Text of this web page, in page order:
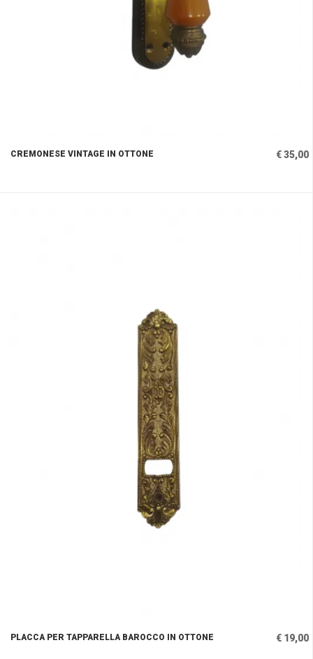
CREMONESE VINTAGE IN OTTONE € 35,00
PLACCA PER TAPPARELLA BAROCCO IN OTTONE € 19,00